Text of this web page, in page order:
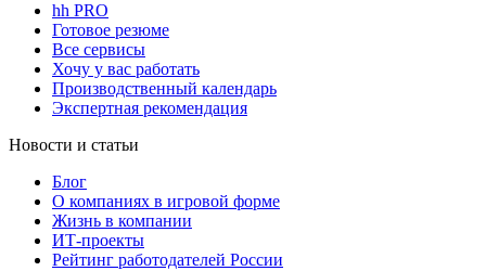
hh PRO
Готовое резюме
Все сервисы
Хочу у вас работать
Производственный календарь
Экспертная рекомендация
Новости и статьи
Блог
О компаниях в игровой форме
Жизнь в компании
ИТ-проекты
Рейтинг работодателей России